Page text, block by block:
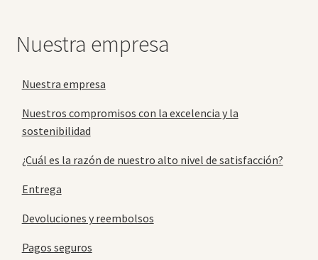
Nuestra empresa
Nuestra empresa
Nuestros compromisos con la excelencia y la
sostenibilidad
¿Cuál es la razón de nuestro alto nivel de satisfacción?
Entrega
Devoluciones y reembolsos
Pagos seguros